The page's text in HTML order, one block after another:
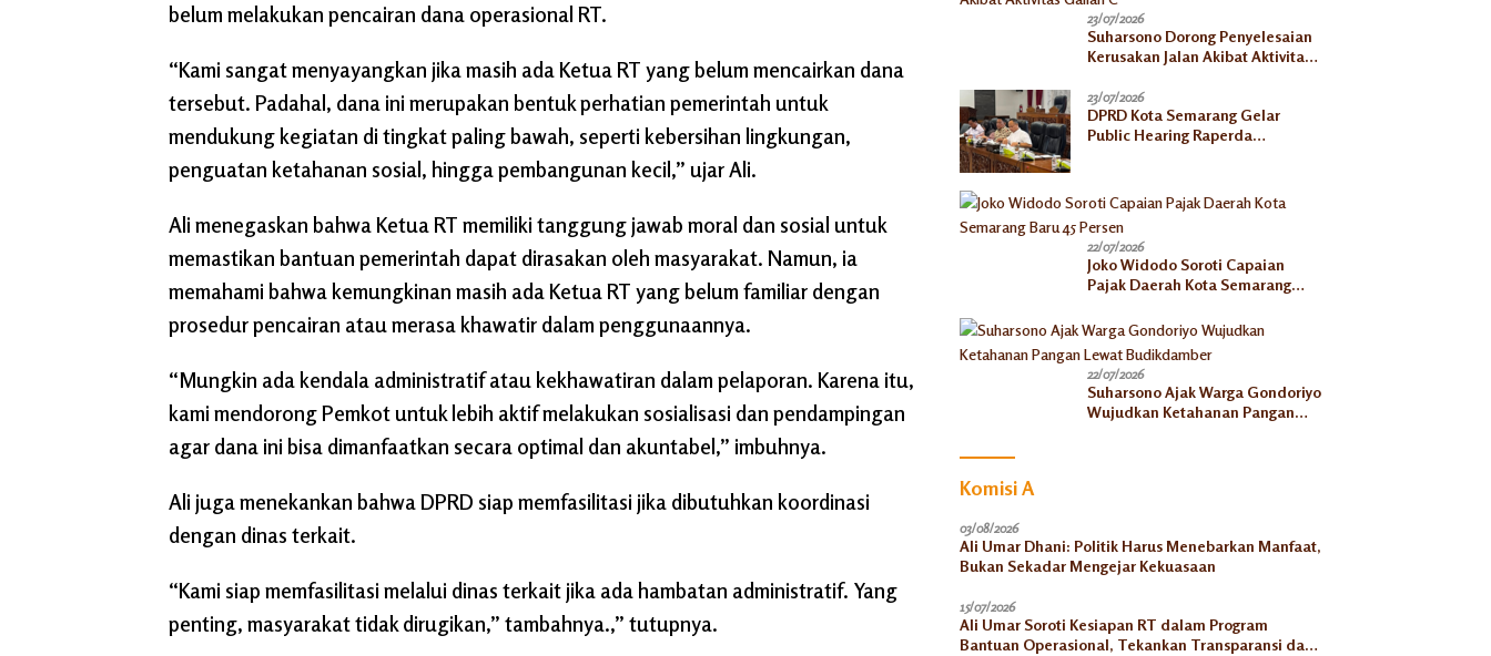
belum melakukan pencairan dana operasional RT.
“Kami sangat menyayangkan jika masih ada Ketua RT yang belum mencairkan dana
tersebut. Padahal, dana ini merupakan bentuk perhatian pemerintah untuk
mendukung kegiatan di tingkat paling bawah, seperti kebersihan lingkungan,
penguatan ketahanan sosial, hingga pembangunan kecil,” ujar Ali.
Ali menegaskan bahwa Ketua RT memiliki tanggung jawab moral dan sosial untuk
memastikan bantuan pemerintah dapat dirasakan oleh masyarakat. Namun, ia
memahami bahwa kemungkinan masih ada Ketua RT yang belum familiar dengan
prosedur pencairan atau merasa khawatir dalam penggunaannya.
“Mungkin ada kendala administratif atau kekhawatiran dalam pelaporan. Karena itu,
kami mendorong Pemkot untuk lebih aktif melakukan sosialisasi dan pendampingan
agar dana ini bisa dimanfaatkan secara optimal dan akuntabel,” imbuhnya.
Ali juga menekankan bahwa DPRD siap memfasilitasi jika dibutuhkan koordinasi
dengan dinas terkait.
“Kami siap memfasilitasi melalui dinas terkait jika ada hambatan administratif. Yang
penting, masyarakat tidak dirugikan,” tambahnya.,” tutupnya.
23/07/2026
Suharsono Dorong Penyelesaian
Kerusakan Jalan Akibat Aktivitas
23/07/2026
DPRD Kota Semarang Gelar
Public Hearing Raperda
22/07/2026
Joko Widodo Soroti Capaian
Pajak Daerah Kota Semarang
22/07/2026
Suharsono Ajak Warga Gondoriyo
Wujudkan Ketahanan Pangan
Komisi A
03/08/2026
Ali Umar Dhani: Politik Harus Menebarkan Manfaat,
Bukan Sekadar Mengejar Kekuasaan
15/07/2026
Ali Umar Soroti Kesiapan RT dalam Program
Bantuan Operasional, Tekankan Transparansi dan